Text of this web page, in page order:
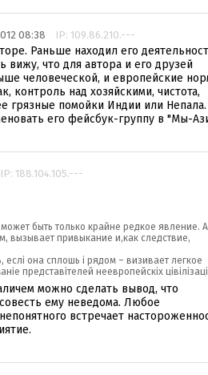
08:38 IP: 109.86.210.---
Раньше находил его
вижу, что для автора и его друзей
человеческой, и европейские
контроль над хозяйскими, чистота,
грязные помойки Индии или Непала.
его фейсбук-группу в "Мы-
IP: 188.104.105.---
быть только крайне редкое явление. А
вызывает привыкание и,как следствие,
еслі она сплошь і рядом – визивает легкое
представітелей неевропейскіх
можно сделать вывод, что
ему неведома. Любое
встречает